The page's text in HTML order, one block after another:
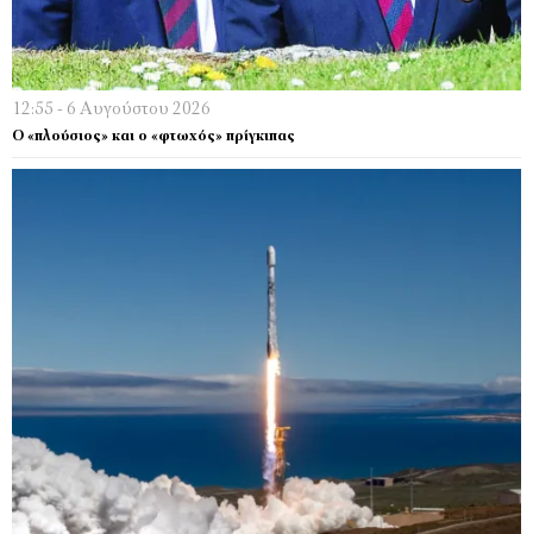
12:55 - 6 Αυγούστου 2026
Ο «πλούσιος» και ο «φτωχός» πρίγκιπας